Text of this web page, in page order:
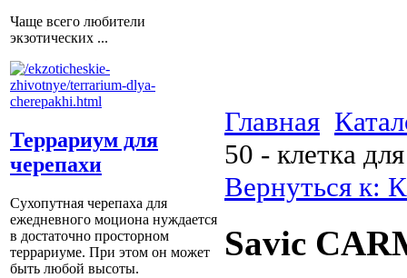
Чаще всего любители
экзотических ...
Террариум для
черепахи
Сухопутная черепаха для
ежедневного моциона нуждается
в достаточно просторном
террариуме. При этом он может
быть любой высоты.
Главная
50 - клетка
Вернуться к:
Savic